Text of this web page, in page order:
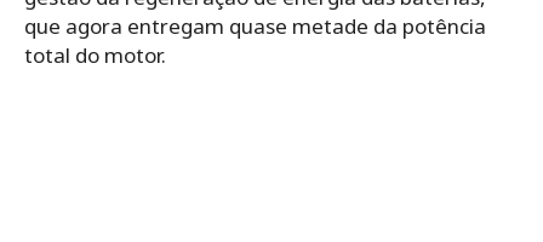
que agora entregam quase metade da potência
total do motor.